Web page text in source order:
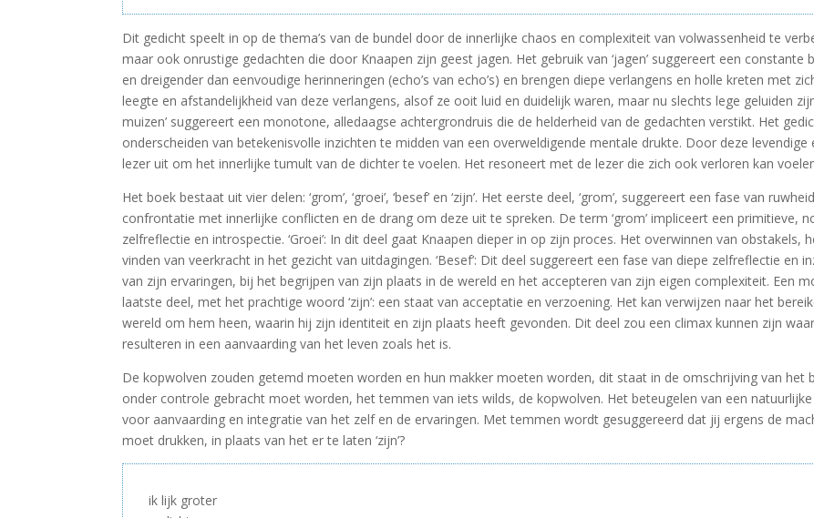
Dit gedicht speelt in op de thema’s van de bundel door de innerlijke chaos en complexiteit van volwassenheid te
maar ook onrustige gedachten die door Knaapen zijn geest jagen. Het gebruik van ‘jagen’ suggereert een
en dreigender dan eenvoudige herinneringen (echo’s van echo’s) en brengen diepe verlangens en holle kreten met
leegte en afstandelijkheid van deze verlangens, alsof ze ooit luid en duidelijk waren, maar nu slechts lege geluiden
muizen’ suggereert een monotone, alledaagse achtergrondruis die de helderheid van de gedachten verstikt. Het
onderscheiden van betekenisvolle inzichten te midden van een overweldigende mentale drukte. Door deze
lezer uit om het innerlijke tumult van de dichter te voelen. Het resoneert met de lezer die zich ook verloren kan
Het boek bestaat uit vier delen: ‘grom’, ‘groei’, ‘besef’ en ‘zijn’. Het eerste deel, ‘grom’, suggereert een fase van
confrontatie met innerlijke conflicten en de drang om deze uit te spreken. De term ‘grom’ impliceert een primitieve,
zelfreflectie en introspectie. ‘Groei’: In dit deel gaat Knaapen dieper in op zijn proces. Het overwinnen van obstakels,
vinden van veerkracht in het gezicht van uitdagingen. ‘Besef’: Dit deel suggereert een fase van diepe zelfreflectie en
van zijn ervaringen, bij het begrijpen van zijn plaats in de wereld en het accepteren van zijn eigen complexiteit. Een
laatste deel, met het prachtige woord ‘zijn’: een staat van acceptatie en verzoening. Het kan verwijzen naar het
wereld om hem heen, waarin hij zijn identiteit en zijn plaats heeft gevonden. Dit deel zou een climax kunnen zijn
resulteren in een aanvaarding van het leven zoals het is.
De kopwolven zouden getemd moeten worden en hun makker moeten worden, dit staat in de omschrijving van het
onder controle gebracht moet worden, het temmen van iets wilds, de kopwolven. Het beteugelen van een
voor aanvaarding en integratie van het zelf en de ervaringen. Met temmen wordt gesuggereerd dat jij ergens de
moet drukken, in plaats van het er te laten ‘zijn’?
ik lijk groter